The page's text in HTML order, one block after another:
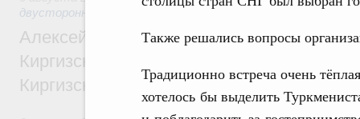
Также решались вопросы
Традиционно встреча очень
хотелось бы выделить
двусторонней основе
Алексей Оверчук принял участие в
Киргизского экономического форума и
Киргизской межрегиональной